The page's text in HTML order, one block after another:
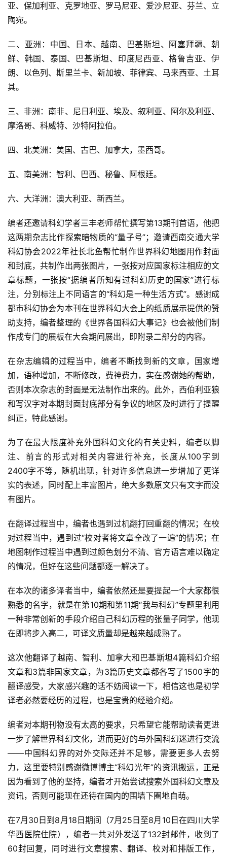
零
重
科
幻
征
亚、保加利亚、克罗地亚、罗马尼亚、爱沙尼亚、芬兰、立
陶宛。
二、亚洲：中国、日本、越南、巴基斯坦、阿塞拜疆、朝
鲜、韩国、泰国、巴基斯坦、印度尼西亚、格鲁吉亚、伊
朗、以色列、斯里兰卡、新加坡、菲律宾、马来西亚、土耳
其。
三、非洲：南非、尼日利亚、埃及、叙利亚、阿尔及利亚、
摩洛哥、科威特、沙特阿拉伯。
四、北美洲：美国、古巴、加拿大，墨西哥。
五、南美洲：智利、巴西、秘鲁、阿根廷。
六、大洋洲：澳大利亚、新西兰。
编者还邀请科幻学者三丰老师帮忙撰写第13期刊首语，他把
这两期杂志比作探索暗物质的“量子号”；邀请西南交通大学
科幻协会2022年社长北鱼帮忙制作世界科幻地图用作封面
和封底，共制作出两张图片，一张按对应国家标注相应的文
章标题，一张按“据编者所知有过科幻历史的国家”进行标
注，分别标注上不同语言的“科幻是一种生活方式”。感谢成
都市科幻协会为本刊在世界科幻大会上的纸质展示提供的赞
助支持，编者整理的《世界各国科幻大事记》也会被他们制
作成专门的展板在大会期间展出，即附录二部分的内容。
在杂志编辑的过程当中，编者不断找到新的文章，国家增
加，语种增加，不断修改，费神费力，实在感谢她的帮助，
否则本次杂志的封面是无法制作出来的。此外，西伯利亚狼
和写汉字对本期封面封底部分有争议的地区及时进行了提醒
纠正，特此感谢。
为了在最大限度补充外国科幻文化的有关史料，编者以脚
注、前言的形式对相关内容进行补充，长度从100字到
2400字不等，随机出现，针对许多信息进一步增加了更详
实的表述，同时配上丰富图片，绝大多数原文只有文字而没
有图片。
在翻译过程当中，编者也遇到过机翻打回重翻的情况；在校
对过程当中，遇到过“校对者将文章全改了一遍”的情况；在
地图制作过程当中遇到过颜色划分不清、官方语言难以确定
的情况，但好在这些问题都逐一解决了。
在本次的诸多译者当中，编者依然还是要提起一个大家都很
熟悉的名字，就是在第10期和第11期“我与科幻”专题里利用
一种非常创新的手段介绍自己科幻历程的张量子同学，他现
在即将步入高二，可译文质量却是越来越成熟了。
这次他翻译了越南、智利、加拿大和巴基斯坦4篇科幻介绍
文章和3篇非国家文章，为3篇历史文章都各写了1500字的
翻译感受，大家感兴趣的话不妨阅读一下，相信这也是初学
译者必然要经历的过程，也是宝贵的经验介绍。
编者对本期刊物没有太高的要求，只希望它能帮助读者更进
一步了解世界科幻文化，进而更好的与外国科幻迷进行交流
——中国科幻界的对外交际还并不足够，需要更多人去努
力，这里要特别感谢微博博主“科幻光年”的资讯搬运，正是
因为看到了他的坚持，编者才开始尝试搜索外国科幻文章及
资讯，否则可能现在还待在国内的围墙下圈地自萌。
在7月30日到8月18日期间（7月25日至8月10日在四川大学
华西医院住院），编者一共对外发送了132封邮件，收到了
60封回复，同时进行文章搜索、翻译、校对和排版工作，